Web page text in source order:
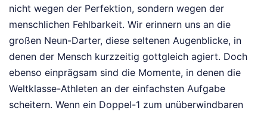
nicht wegen der Perfektion, sondern wegen der
menschlichen Fehlbarkeit. Wir erinnern uns an die
großen Neun-Darter, diese seltenen Augenblicke, in
denen der Mensch kurzzeitig gottgleich agiert. Doch
ebenso einprägsam sind die Momente, in denen die
Weltklasse-Athleten an der einfachsten Aufgabe
scheitern. Wenn ein Doppel-1 zum unüberwindbaren